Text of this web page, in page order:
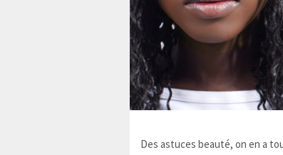
Des astuces beauté, on en a